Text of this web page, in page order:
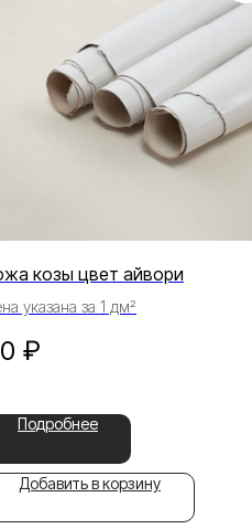
козы цвет айвори
указана за 1 дм²
₽
Подробнее
Добавить в корзину